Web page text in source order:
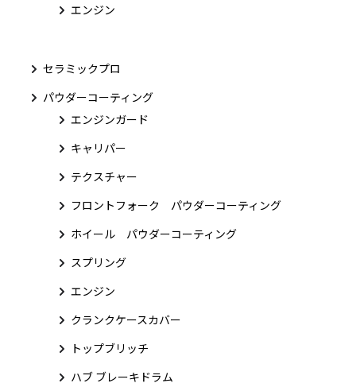
エンジン
セラミックプロ
パウダーコーティング
エンジンガード
キャリパー
テクスチャー
フロントフォーク パウダーコーティング
ホイール パウダーコーティング
スプリング
エンジン
クランクケースカバー
トップブリッチ
ハブ ブレーキドラム